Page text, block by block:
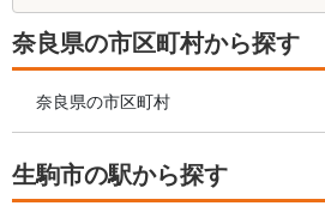
奈良県の市区町村から探す
奈良県の市区町村
生駒市の駅から探す